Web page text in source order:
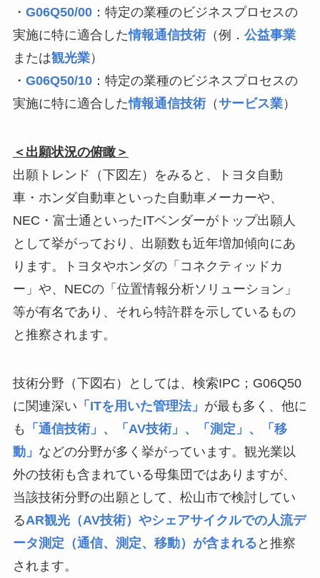
・ G06Q50/00：特定の業種のビジネスプロセスの
実施に特に適合した情報通信技術（例． 公益事業
または観光業）
・ G06Q50/10：特定の業種のビジネスプロセスの
実施に特に適合した情報通信技術（サービス業）
＜出願状況の俯瞰＞
出願トレンド（下図左）をみると、トヨタ自動
車・ホンダ自動車といった自動車メーカーや、
NEC・富士通といったITベンダーがトップ出願人
として挙がっており、出願数も近年増加傾向にあ
ります。トヨタやホンダの「コネクティッドカ
ー」や、NECの「位置情報分析ソリューション」
等が有名であり、それら特許群を示しているもの
と推察されます。
技術分野（下図右）としては、検索IPC；G06Q50
に関連深い 「ITを用いた管理法」 が最も多く、他に
も
「通信技術」、「AV技術」、「測定」、「移
動」 などの分野が多く挙がっています。観光業以
外の技術も含まれている母集団ではありますが、
当該技術分野の出願として、松山市で検討してい
るAR観光（AV技術）やシェアサイクルでの人流デ
ータ測定（通信、測定、移動）が含まれる と推察
されます。